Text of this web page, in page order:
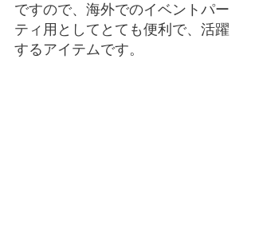
ですので、海外でのイベントパー
ティ用としてとても便利で、活躍
するアイテムです。